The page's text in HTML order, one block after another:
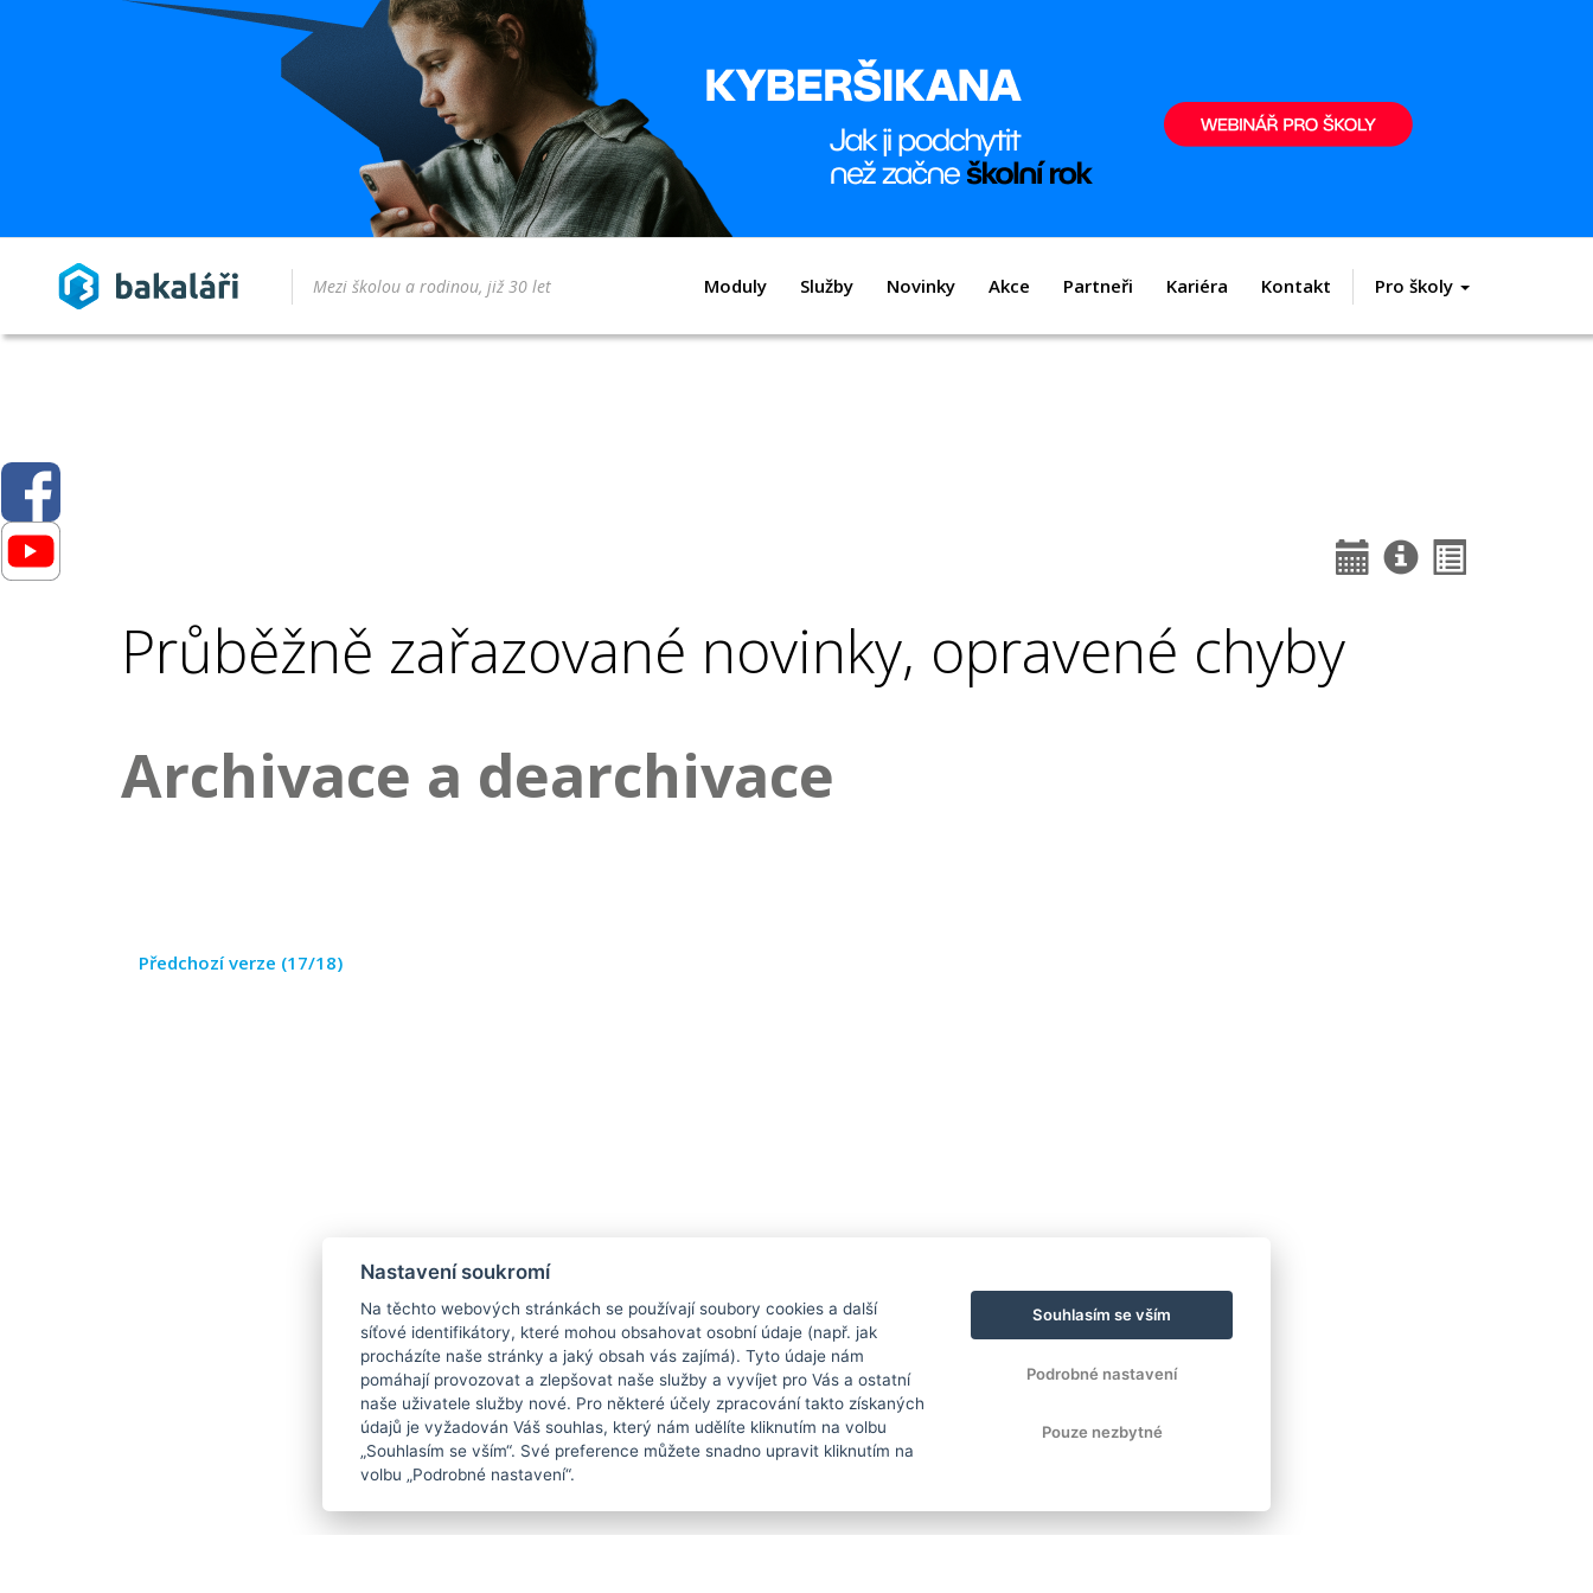
Moduly Služby Novinky Akce Partneři Kariéra Kontakt Pro školy
Průběžně zařazované novinky, opravené chyby
Archivace a dearchivace
Předchozí verze (17/18)
Nastavení soukromí
Na těchto webových stránkách se používají soubory cookies a další
síťové identifikátory, které mohou obsahovat osobní údaje (např. jak
procházíte naše stránky a jaký obsah vás zajímá). Tyto údaje nám
pomáhají provozovat a zlepšovat naše služby a vyvíjet pro Vás a ostatní
naše uživatele služby nové. Pro některé účely zpracování takto získaných
údajů je vyžadován Váš souhlas, který nám udělíte kliknutím na volbu
„Souhlasím se vším“. Své preference můžete snadno upravit kliknutím na
volbu „Podrobné nastavení“.
Souhlasím se vším
Podrobné nastavení
Pouze nezbytné